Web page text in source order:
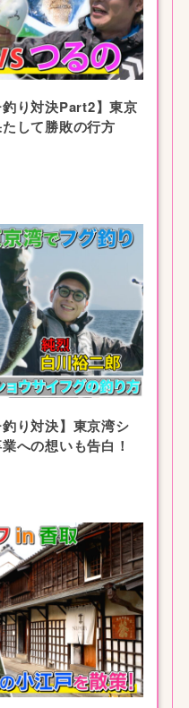
釣り対決Part2】東京
して勝敗の行方
り対決】東京湾シ
への想いも告白！